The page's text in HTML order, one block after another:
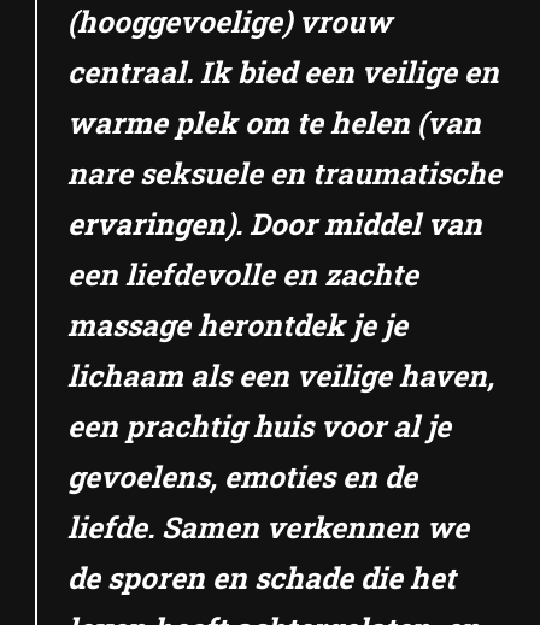
(hooggevoelige) vrouw
centraal. Ik bied een veilige en
warme plek om te helen (van
nare seksuele en traumatische
ervaringen). Door middel van
een liefdevolle en zachte
massage herontdek je je
lichaam als een veilige haven,
een prachtig huis voor al je
gevoelens, emoties en de
liefde. Samen verkennen we
de sporen en schade die het